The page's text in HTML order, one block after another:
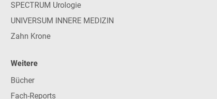
SPECTRUM Urologie
UNIVERSUM INNERE MEDIZIN
Zahn Krone
Weitere
Bücher
Fach-Reports